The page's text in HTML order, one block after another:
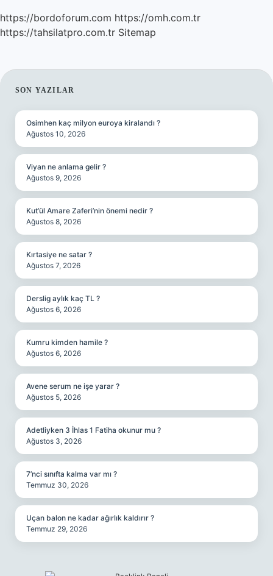
https://bordoforum.com https://omh.com.tr
https://tahsilatpro.com.tr Sitemap
SIDEBAR
SON YAZILAR
Osimhen kaç milyon euroya kiralandı ?
Ağustos 10, 2026
Viyan ne anlama gelir ?
Ağustos 9, 2026
Kut’ül Amare Zaferi’nin önemi nedir ?
Ağustos 8, 2026
Kırtasiye ne satar ?
Ağustos 7, 2026
Derslig aylık kaç TL ?
Ağustos 6, 2026
Kumru kimden hamile ?
Ağustos 6, 2026
Avene serum ne işe yarar ?
Ağustos 5, 2026
Adetliyken 3 İhlas 1 Fatiha okunur mu ?
Ağustos 3, 2026
7’nci sınıfta kalma var mı ?
Temmuz 30, 2026
Uçan balon ne kadar ağırlık kaldırır ?
Temmuz 29, 2026